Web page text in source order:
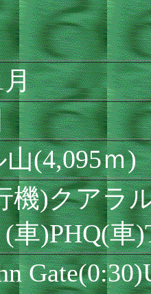
月
(4,095ｍ)
機)クアラ
車)PHQ(車